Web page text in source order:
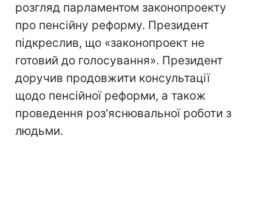
розгляд парламентом законопроекту
про пенсійну реформу. Президент
підкреслив, що «законопроект не
готовий до голосування». Президент
доручив продовжити консультації
щодо пенсійної реформи, а також
проведення роз'яснювальної роботи з
людьми.